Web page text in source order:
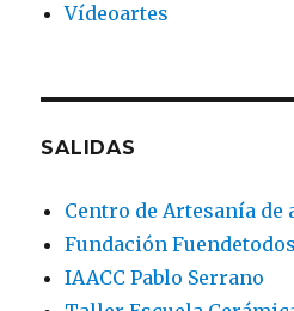
Vídeoartes
SALIDAS
Centro de Artesanía de
Fundación
IAACC Pablo Serrano